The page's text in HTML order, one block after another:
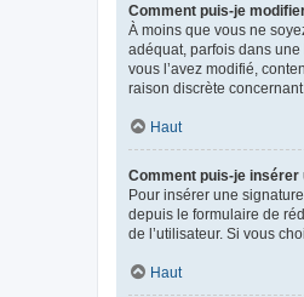
Comment puis-je
À moins que vous ne
adéquat, parfois dans
vous l’avez modifié,
raison discrète
Haut
Comment puis-je insérer
Pour insérer une
depuis le formulaire de
de l’utilisateur. Si vous
Haut